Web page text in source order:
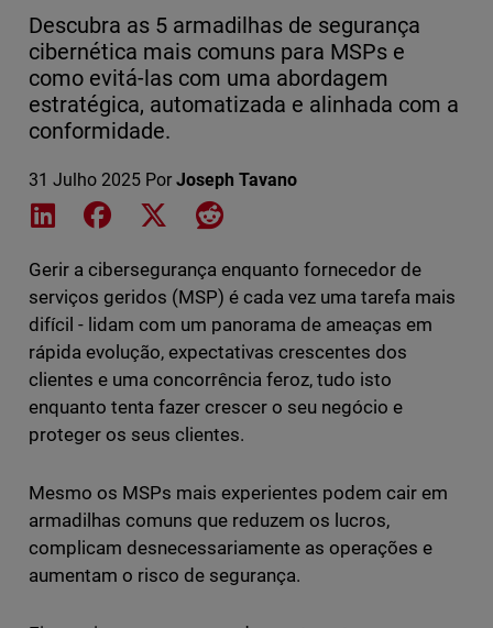
Descubra as 5 armadilhas de segurança
cibernética mais comuns para MSPs e
como evitá-las com uma abordagem
estratégica, automatizada e alinhada com a
conformidade.
31 Julho 2025 Por Joseph Tavano
Share on LinkedIn
Share on Facebook
Share on XShare on Reddit
Gerir a cibersegurança enquanto fornecedor de
serviços geridos (MSP) é cada vez uma tarefa mais
difícil - lidam com um panorama de ameaças em
rápida evolução, expectativas crescentes dos
clientes e uma concorrência feroz, tudo isto
enquanto tenta fazer crescer o seu negócio e
proteger os seus clientes.
Mesmo os MSPs mais experientes podem cair em
armadilhas comuns que reduzem os lucros,
complicam desnecessariamente as operações e
aumentam o risco de segurança.